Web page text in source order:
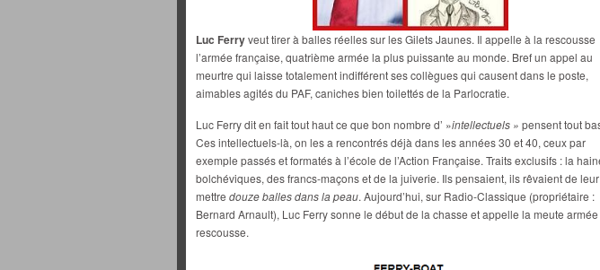
Luc Ferryveut tirer à balles réelles sur les Gilets Jaunes. Il appelle à la rescousse
l’armée française, quatrième armée la plus puissante au monde. Bref un appel au
meurtre qui laisse totalement indifférent ses collègues qui causent dans le poste,
aimables agités du PAF, caniches bien toilettés de la Parlocratie.
Luc Ferry dit en fait tout haut ce que bon nombre d’ »intellectuels » pensent tout
Ces intellectuels-là, on les a rencontrés déjà dans les années 30 et 40, ceux par
exemple passés et formatés à l’école de l’Action Française. Traits exclusifs : la
bolchéviques, des francs-maçons et de la juiverie. Ils pensaient, ils rêvaient de leur
mettre douze balles dans la peau. Aujourd’hui, sur Radio-Classique (propriétaire :
Bernard Arnault), Luc Ferry sonne le début de la chasse et appelle la meute armée
rescousse.